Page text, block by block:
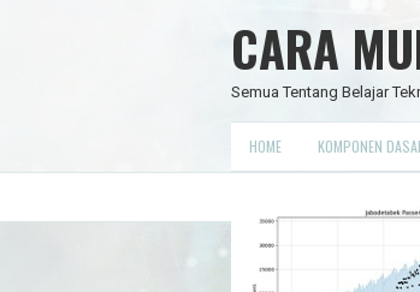
CARA
Semua Tentang Belajar
HOME KOMPONEN